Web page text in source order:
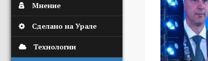
Мнение
Сделано на Урале
Технологии